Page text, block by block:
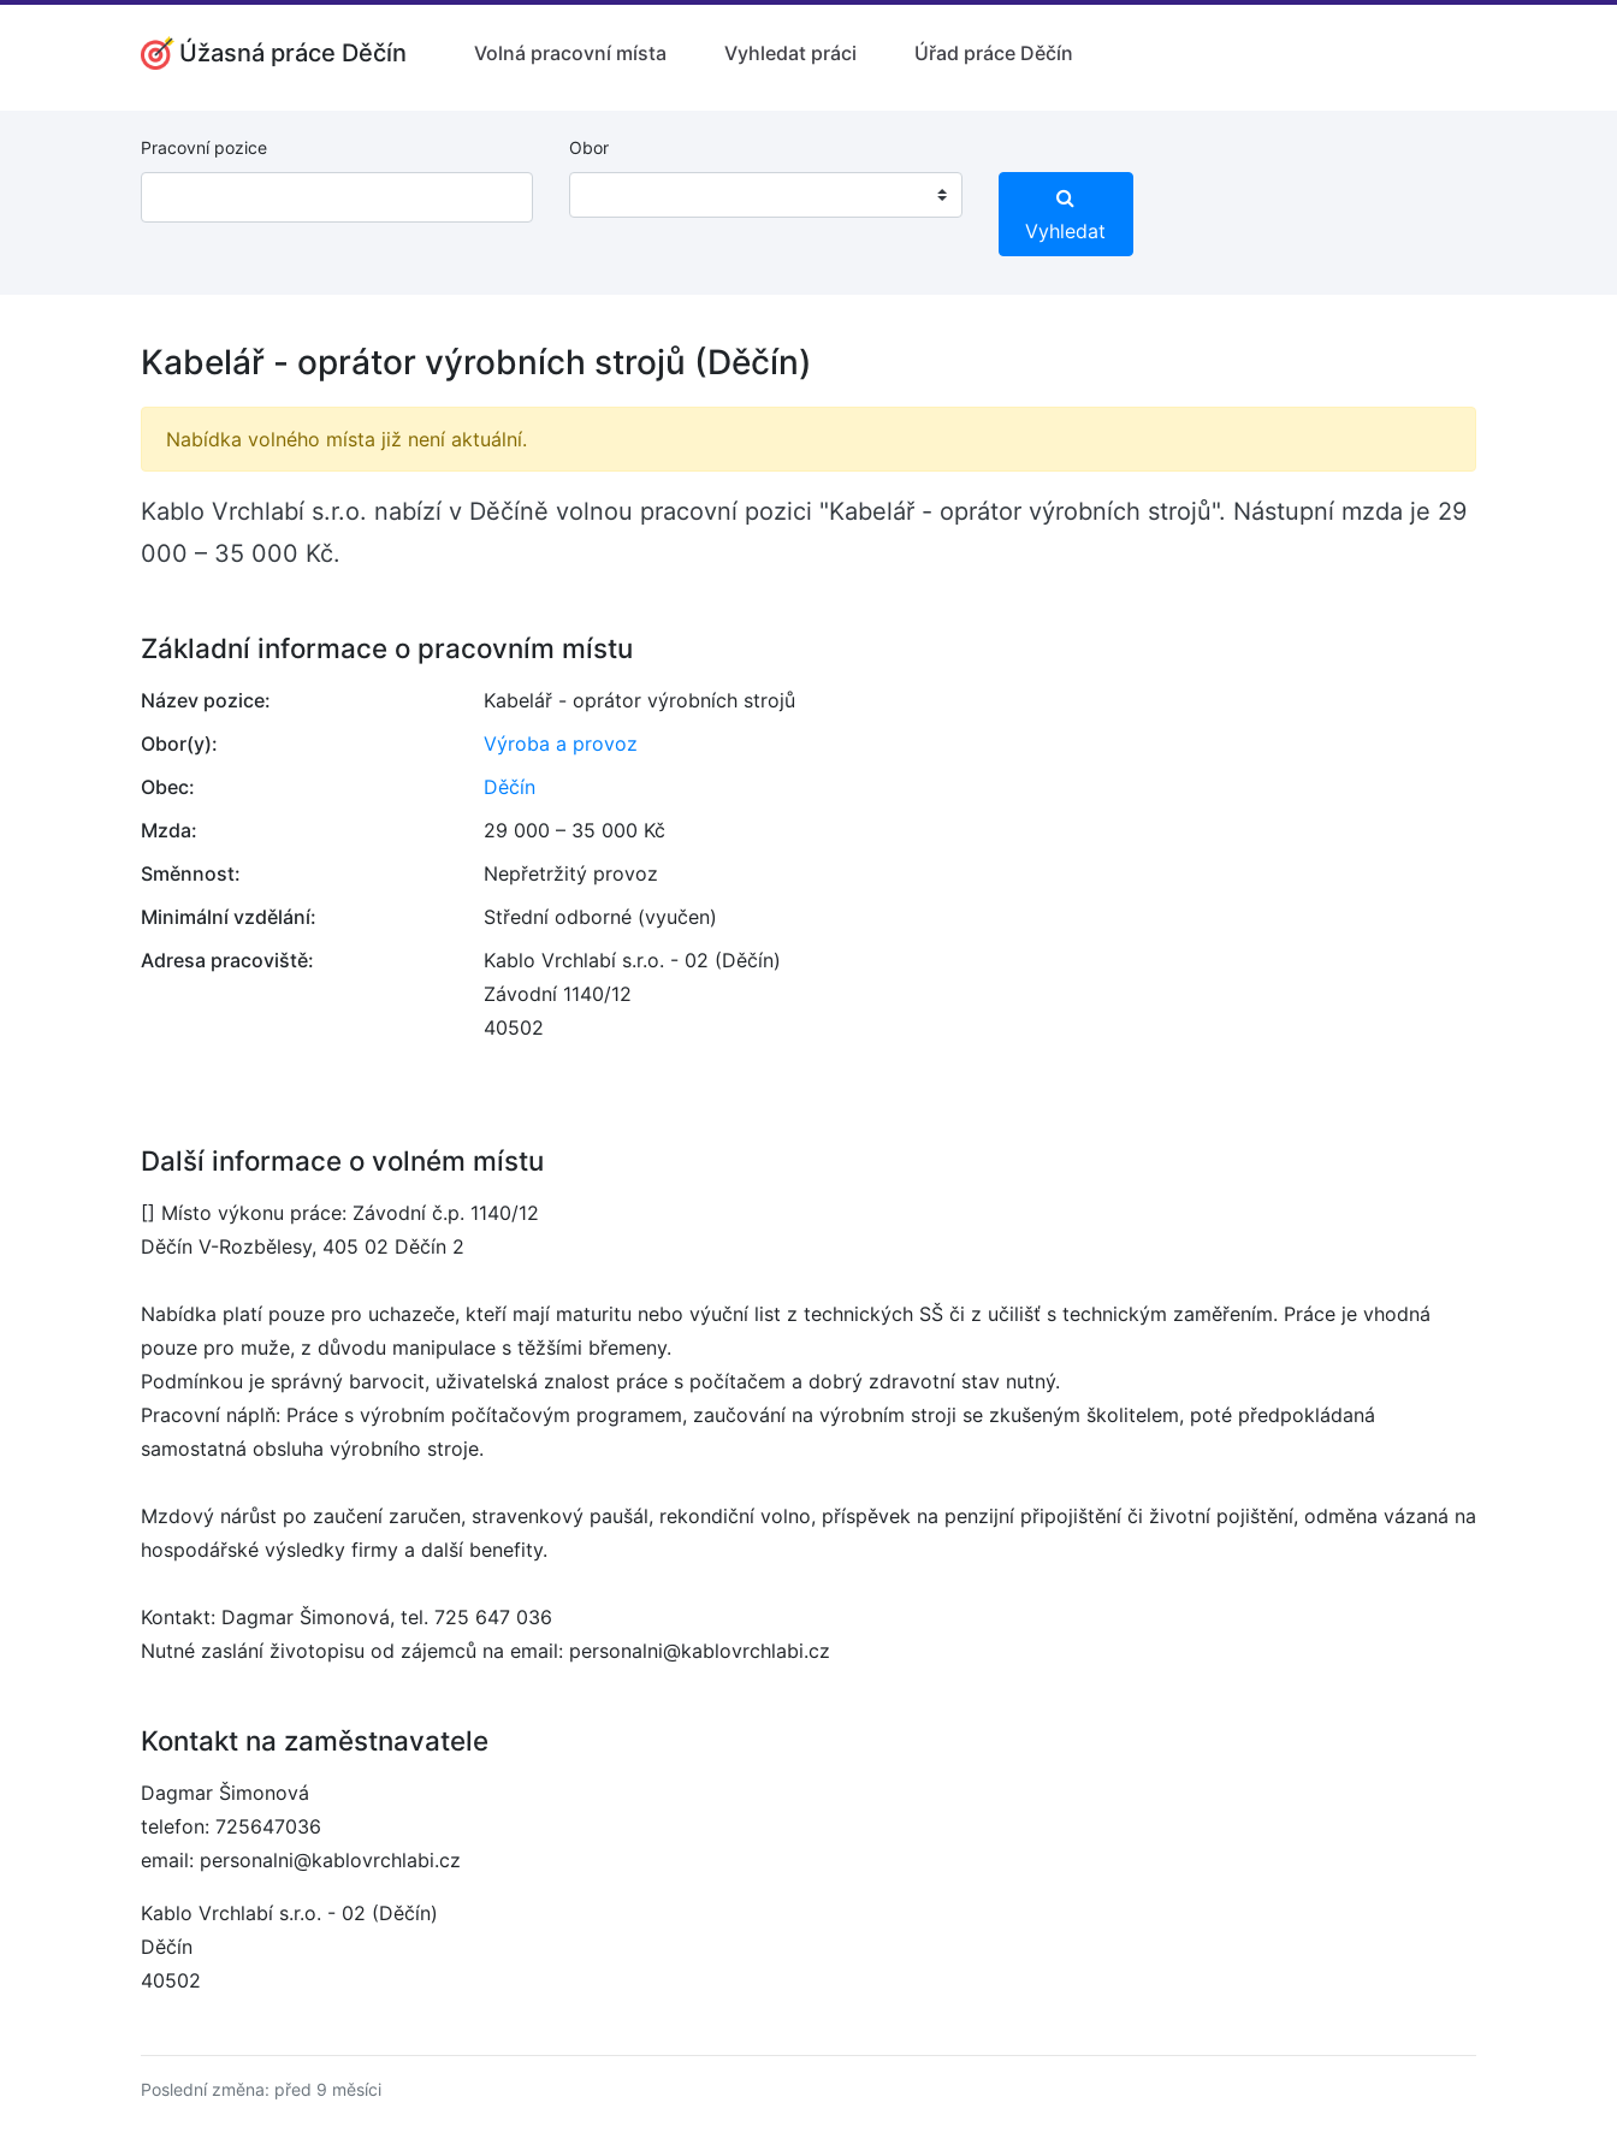
Úžasná práce Děčín Volná pracovní místa Vyhledat práci Úřad práce Děčín
Pracovní pozice Obor
Vyhledat
Kabelář - oprátor výrobních strojů (Děčín)
Nabídka volného místa již není aktuální.
Kablo Vrchlabí s.r.o. nabízí v Děčíně volnou pracovní pozici "Kabelář - oprátor výrobních strojů". Nástupní mzda je 29
000 – 35 000 Kč.
Základní informace o pracovním místu
Název pozice:
Kabelář - oprátor výrobních strojů
Obor(y):
Výroba a provoz
Obec:
Děčín
Mzda:
29 000 – 35 000 Kč
Směnnost:
Nepřetržitý provoz
Minimální vzdělání:
Střední odborné (vyučen)
Adresa pracoviště:
Kablo Vrchlabí s.r.o. - 02 (Děčín)
Závodní 1140/12
40502
Další informace o volném místu
[] Místo výkonu práce: Závodní č.p. 1140/12
Děčín V-Rozbělesy, 405 02 Děčín 2
Nabídka platí pouze pro uchazeče, kteří mají maturitu nebo výuční list z technických SŠ či z učilišť s technickým zaměřením. Práce je vhodná
pouze pro muže, z důvodu manipulace s těžšími břemeny.
Podmínkou je správný barvocit, uživatelská znalost práce s počítačem a dobrý zdravotní stav nutný.
Pracovní náplň: Práce s výrobním počítačovým programem, zaučování na výrobním stroji se zkušeným školitelem, poté předpokládaná
samostatná obsluha výrobního stroje.
Mzdový nárůst po zaučení zaručen, stravenkový paušál, rekondiční volno, příspěvek na penzijní připojištění či životní pojištění, odměna vázaná na
hospodářské výsledky firmy a další benefity.
Kontakt: Dagmar Šimonová, tel. 725 647 036
Nutné zaslání životopisu od zájemců na email: personalni@kablovrchlabi.cz
Kontakt na zaměstnavatele
Dagmar Šimonová
telefon: 725647036
email: personalni@kablovrchlabi.cz
Kablo Vrchlabí s.r.o. - 02 (Děčín)
Děčín
40502
Poslední změna: před 9 měsíci